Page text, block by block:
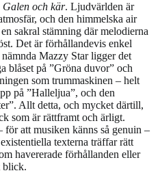
Galen och kär. Ljudvärlden är
och den himmelska air
sakral stämning där melodierna
Det är förhållandevis enkel
Mazzy Star ligger det
blåset på ”Gröna duvor” och
som trummaskinen – helt
på ”Halleljua”, och den
Allt detta, och mycket därtill,
som är rättframt och ärligt.
att musiken känns så genuin –
texterna träffar rätt
havererade förhållanden eller
blick.